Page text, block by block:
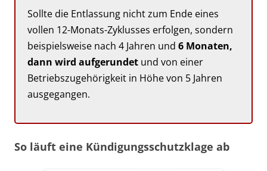
Sollte die Entlassung nicht zum Ende eines
vollen 12-Monats-Zyklusses erfolgen, sondern
beispielsweise nach 4 Jahren und 6 Monaten,
dann wird aufgerundet und von einer
Betriebszugehörigkeit in Höhe von 5 Jahren
ausgegangen.
So läuft eine Kündigungsschutzklage ab